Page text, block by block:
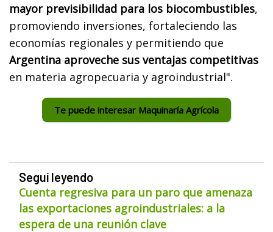
mayor previsibilidad para los biocombustibles,
promoviendo inversiones, fortaleciendo las
economías regionales y permitiendo que
Argentina aproveche sus ventajas competitivas
en materia agropecuaria y agroindustrial".
Te puede interesar Maquinaría Agrícola
Seguí leyendo
Cuenta regresiva para un paro que amenaza
las exportaciones agroindustriales: a la
espera de una reunión clave